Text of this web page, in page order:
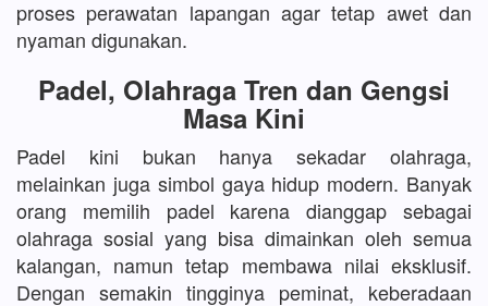
proses perawatan lapangan agar tetap awet dan
nyaman digunakan.
Padel, Olahraga Tren dan Gengsi
Masa Kini
Padel kini bukan hanya sekadar olahraga,
melainkan juga simbol gaya hidup modern. Banyak
orang memilih padel karena dianggap sebagai
olahraga sosial yang bisa dimainkan oleh semua
kalangan, namun tetap membawa nilai eksklusif.
Dengan semakin tingginya peminat, keberadaan